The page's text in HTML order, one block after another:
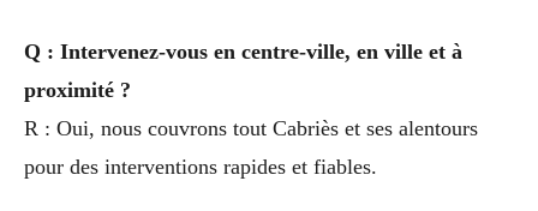
Q : Intervenez-vous en centre-ville, en ville et à
proximité ?
R : Oui, nous couvrons tout Cabriès et ses alentours
pour des interventions rapides et fiables.